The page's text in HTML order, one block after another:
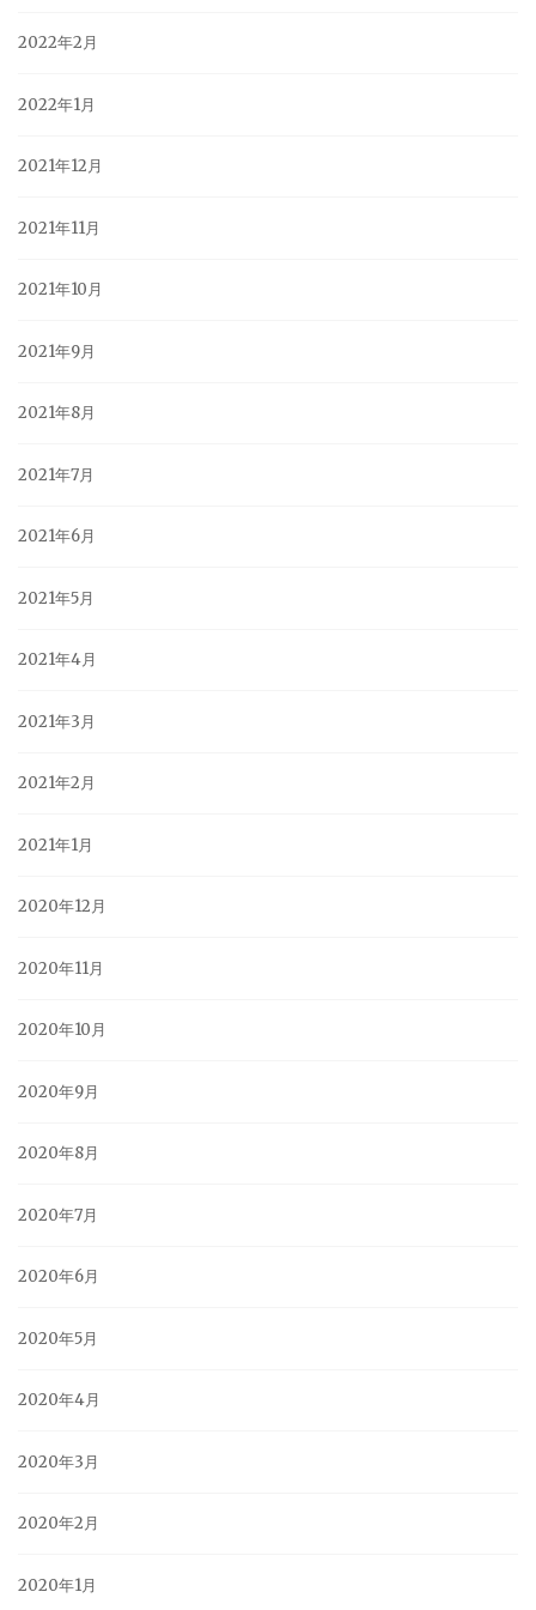
2022年2月
2022年1月
2021年12月
2021年11月
2021年10月
2021年9月
2021年8月
2021年7月
2021年6月
2021年5月
2021年4月
2021年3月
2021年2月
2021年1月
2020年12月
2020年11月
2020年10月
2020年9月
2020年8月
2020年7月
2020年6月
2020年5月
2020年4月
2020年3月
2020年2月
2020年1月